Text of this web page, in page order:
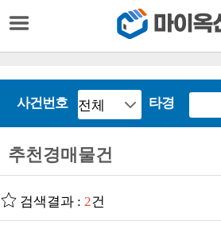
사건번호 타경
추천경매물건
검색결과 : 2건